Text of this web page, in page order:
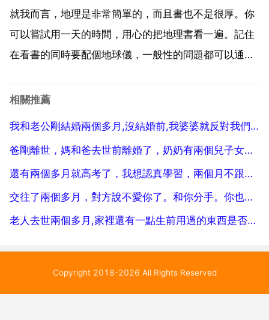
在家。你是不是經常回憶起你爸爸去世那幾天的氣氛和
周圍的環境，...
就我而言，地理是非常簡單的，而且書也不是很厚。你
可以嘗試用一天的時間，用心的把地理書看一遍。記住
在看書的同時要配個地球儀，一般性的問題都可以通過
個情況，你只能找個地理家教了 1 2 我對地理生物資訊
相關推薦
我和老公剛結婚兩個多月,沒結婚前,我婆婆就反對我們,一直讓老公和我分手,我老公堅持和我結婚，她管
爸剛離世，媽和爸去世前離婚了，奶奶有兩個兒子女兒，兩個兒子去世了，這種情況下，奶奶應由誰負責
還有兩個多月就高考了，我想認真學習，兩個月不跟男朋友聯絡，感情會不會變淡？他會不會不愛我了
交往了兩個多月，對方說不愛你了。和你分手。你也接受，但沒有馬上放下，很丟臉嗎？可不會去找他
老人去世兩個多月,家裡還有一點生前用過的東西是否可以掃墓時帶去墓地燒掉
Copyright 2018-2026 All Rights Reserved